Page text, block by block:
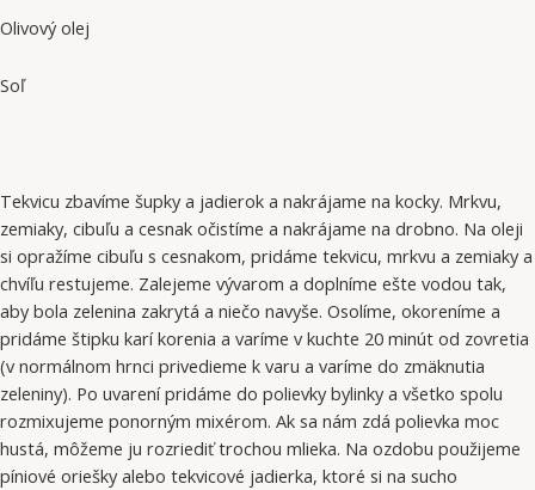
Olivový olej
Soľ
Tekvicu zbavíme šupky a jadierok a nakrájame na kocky. Mrkvu,
zemiaky, cibuľu a cesnak očistíme a nakrájame na drobno. Na oleji
si opražíme cibuľu s cesnakom, pridáme tekvicu, mrkvu a zemiaky a
chvíľu restujeme. Zalejeme vývarom a doplníme ešte vodou tak,
aby bola zelenina zakrytá a niečo navyše. Osolíme, okoreníme a
pridáme štipku karí korenia a varíme v kuchte 20 minút od zovretia
(v normálnom hrnci privedieme k varu a varíme do zmäknutia
zeleniny). Po uvarení pridáme do polievky bylinky a všetko spolu
rozmixujeme ponorným mixérom. Ak sa nám zdá polievka moc
hustá, môžeme ju rozriediť trochou mlieka. Na ozdobu použijeme
píniové oriešky alebo tekvicové jadierka, ktoré si na sucho